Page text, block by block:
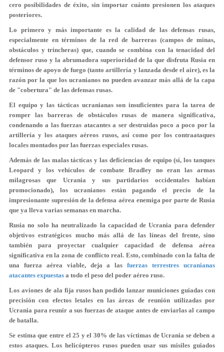
cero posibilidades de éxito, sin importar cuánto presionen los ataques
posteriores.
Lo primero y más importante es la calidad de las defensas rusas,
especialmente en términos de la red de barreras (campos de minas,
obstáculos y trincheras) que, cuando se combina con la tenacidad del
defensor ruso y la abrumadora superioridad de la que disfruta Rusia en
términos de apoyo de fuego (tanto artillería y lanzada desde el aire), es la
razón por la que los ucranianos no pueden avanzar más allá de la capa
de "cobertura" de las defensas rusas.
El equipo y las tácticas ucranianas son insuficientes para la tarea de
romper las barreras de obstáculos rusas de manera significativa,
condenando a las fuerzas atacantes a ser destruidas poco a poco por la
artillería y los ataques aéreos rusos, así como por los contraataques
locales montados por las fuerzas especiales rusas.
Además de las malas tácticas y las deficiencias de equipo (sí, los tanques
Leopard y los vehículos de combate Bradley no eran las armas
milagrosas que Ucrania y sus partidarios occidentales habían
promocionado), los ucranianos están pagando el precio de la
impresionante supresión de la defensa aérea enemiga por parte de Rusia
que ya lleva varias semanas en marcha.
Rusia no solo ha neutralizado la capacidad de Ucrania para defender
objetivos estratégicos mucho más allá de las líneas del frente, sino
también para proyectar cualquier capacidad de defensa aérea
significativa en la zona de conflicto real. Esto, combinado con la falta de
una fuerza aérea viable, deja a lasfuerzas terrestres ucranianas
atacantes expuestas a todo el peso del poder aéreo ruso.
Los aviones de ala fija rusos han podido lanzar municiones guiadas con
precisión con efectos letales en las áreas de reunión utilizadas por
Ucrania para reunir a sus fuerzas de ataque antes de enviarlas al campo
de batalla.
Se estima que entre el 25 y el 30% de las víctimas de Ucrania se deben a
estos ataques. Los helicópteros rusos pueden usar sus misiles guiados